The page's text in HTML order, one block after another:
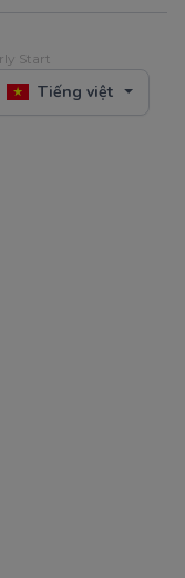
Start
Tiếng việt